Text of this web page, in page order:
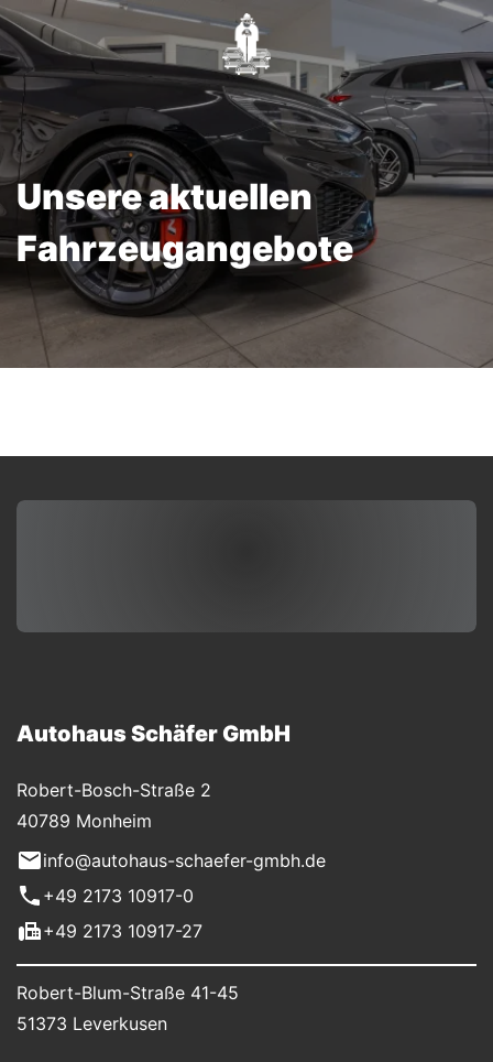
Unsere aktuellen
Fahrzeugangebote
Autohaus Schäfer GmbH
Robert-Bosch-Straße 2
40789 Monheim
info@autohaus-schaefer-gmbh.de
+49 2173 10917-0
+49 2173 10917-27
Robert-Blum-Straße 41-45
51373 Leverkusen